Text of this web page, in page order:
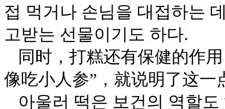
접 먹거나 손님을 대접하는
고받는 선물이기도 하다.
同时，打糕还有保健的作
像吃小人参”，就说明了这一
아울러 떡은 보건의 역할도